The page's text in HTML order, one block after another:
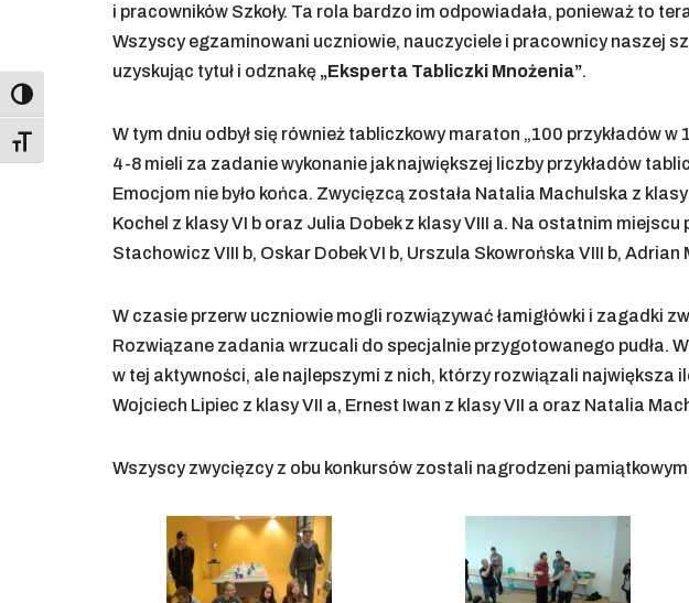
Toggle High Contrast
Toggle Font size
i pracowników Szkoły. Ta rola bardzo im odpowiadała, ponieważ to
Wszyscy egzaminowani uczniowie, nauczyciele i pracownicy naszej
uzyskując tytuł i odznakę „Eksperta Tabliczki Mnożenia”.
W tym dniu odbył się również tabliczkowy maraton „100 przykładów w
4-8 mieli za zadanie wykonanie jak największej liczby przykładów
Emocjom nie było końca. Zwycięzcą została Natalia Machulska z
Kochel z klasy VI b oraz Julia Dobek z klasy VIII a. Na ostatnim
Stachowicz VIII b, Oskar Dobek VI b, Urszula Skowrońska VIII b, Adrian
W czasie przerw uczniowie mogli rozwiązywać łamigłówki i zagadki
Rozwiązane zadania wrzucali do specjalnie przygotowanego pudła.
w tej aktywności, ale najlepszymi z nich, którzy rozwiązali największa
Wojciech Lipiec z klasy VII a, Ernest Iwan z klasy VII a oraz Natalia
Wszyscy zwycięzcy z obu konkursów zostali nagrodzeni